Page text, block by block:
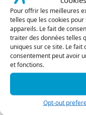
Pour offrir les meilleures
telles que les cookies
appareils. Le fait de
traiter des données telles
uniques sur ce site. Le
consentement peut avoir
et fonctions.
Opt-out
🔍 La Voix du
Le saviez-vous ?
2024, le leader
QualityMonitoring
parce que nous
nous avons su
sondages, et pour
canaux. En plus